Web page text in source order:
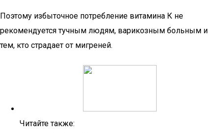
Поэтому избыточное потребление витамина К не
рекомендуется тучным людям, варикозным больным и
тем, кто страдает от мигреней.
Читайте также: